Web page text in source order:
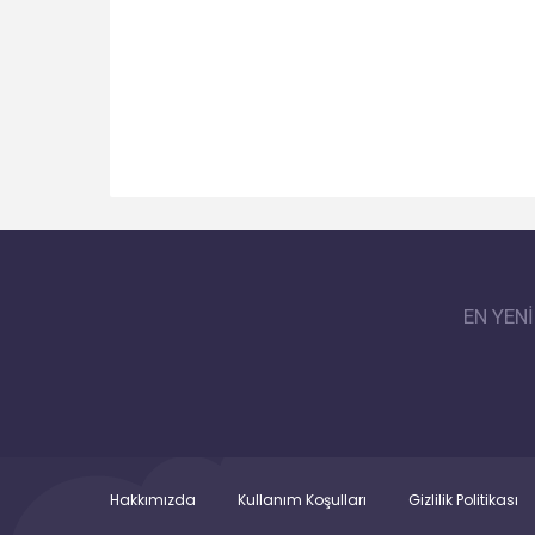
EN
Hakkımızda Kullanım Koşulları Gizlilik Politikası